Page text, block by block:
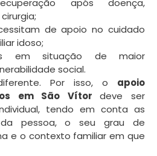
após doença,
de apoio no cuidado
idoso;
em situação de maior
social.
Por isso, o apoio
em São Vítordeve ser
tendo em conta as
da pessoa, o seu grau de
e o contexto familiar em que